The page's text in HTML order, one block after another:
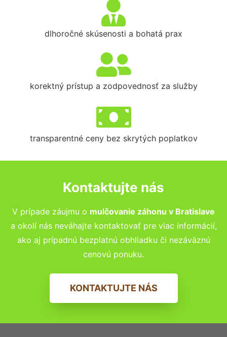
dlhoročné skúsenosti a bohatá prax
korektný prístup a zodpovednosť za služby
transparentné ceny bez skrytých poplatkov
Kontaktujte nás
V prípade záujmu o mulčovanie záhonu v Bratislave
a okolí nás neváhajte kontaktovať pre viac informácií,
ako aj prípadnú bezplatnú obhliadku či nezáväznú
cenovú ponuku.
KONTAKTUJTE NÁS